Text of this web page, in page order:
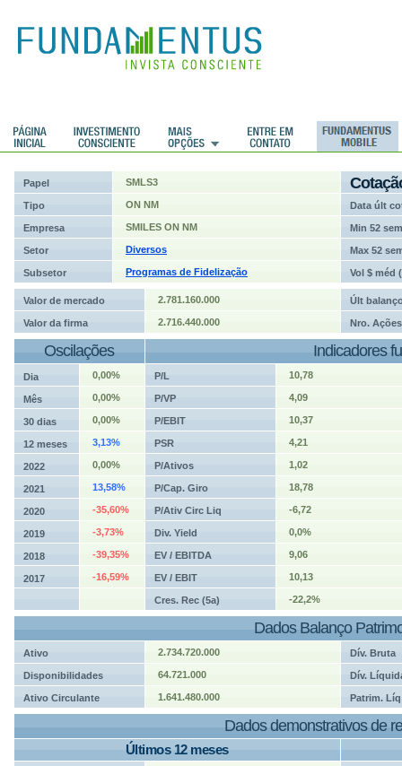
Papel SMLS3
Tipo ON NM Data últ
Empresa SMILES ON NM Min 52 sem
Setor Diversos Max 52
Subsetor Programas de Fidelização Vol $ méd
Valor de mercado 2.781.160.000 Últ
Valor da firma 2.716.440.000 Nro. Ações
Oscilações Indicadores
Dia 0,00% P/L 10,78
Mês 0,00% P/VP 4,09
30 dias 0,00% P/EBIT 10,37
12 meses 3,13% PSR 4,21
2022 0,00% P/Ativos 1,02
2021 13,58% P/Cap. Giro 18,78
2020 -35,60% P/Ativ Circ Liq -6,72
2019 -3,73% Div. Yield 0,0%
2018 -39,35% EV / EBITDA 9,06
2017 -16,59% EV / EBIT 10,13
Cres. Rec (5a) -22,2%
Dados Balanço
Ativo 2.734.720.000 Dív. Bruta
Disponibilidades 64.721.000 Dív.
Ativo Circulante 1.641.480.000 Patrim. Líq
Dados demonstrativos de
Últimos 12 meses